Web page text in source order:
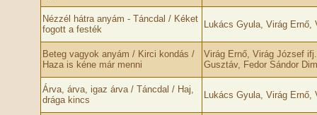
Nézzél hátra anyám - Táncdal / Kéket
fogott a festék
Lukács Gyula, Virág Ernő,
Beteg vagyok anyám / Kirci kondás /
Haza is kéne már menni
Virág Ernő, Virág József
Gusztáv, Fedor Sándor
Árva, árva, igaz árva / Táncdal / Haj,
drága kincs
Lukács Gyula, Virág Ernő,